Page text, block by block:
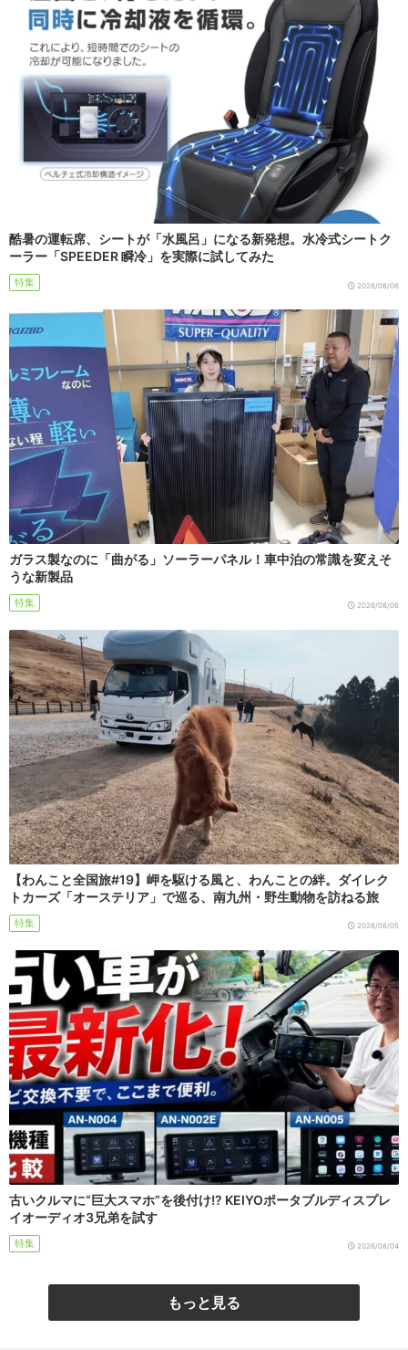
酷暑の運転席、シートが「水風呂」になる新発想。水冷式シートク
ーラー「SPEEDER 瞬冷」を実際に試してみた
特集 2026/08/06
ガラス製なのに「曲がる」ソーラーパネル！車中泊の常識を変えそ
うな新製品
特集 2026/08/06
【わんこと全国旅#19】岬を駆ける風と、わんことの絆。ダイレク
トカーズ「オーステリア」で巡る、南九州・野生動物を訪ねる旅
特集 2026/08/05
古いクルマに“巨大スマホ”を後付け!? KEIYOポータブルディスプレ
イオーディオ3兄弟を試す
特集 2026/08/04
もっと見る